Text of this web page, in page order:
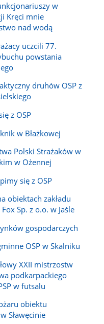
w
Kręci mnie
nad wodą
uczcili 77.
powstania
druhów OSP z
z OSP
w Błażkowej
Polski Strażaków w
w Ożennej
się z OSP
obiektach zakładu
Sp. z o.o. w Jaśle
gospodarczych
OSP w Skalniku
XXII mistrzostw
podkarpackiego
w futsalu
obiektu
Sławęcinie